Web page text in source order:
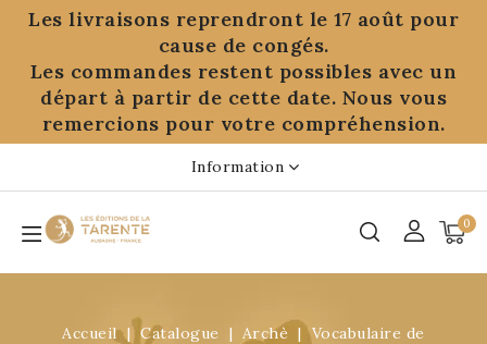
Les livraisons reprendront le 17 août pour
cause de congés.
Les commandes restent possibles avec un
départ à partir de cette date. Nous vous
remercions pour votre compréhension.
Information
0
Accueil Catalogue Archè
Vocabulaire de
Panneau de gestion des cookies